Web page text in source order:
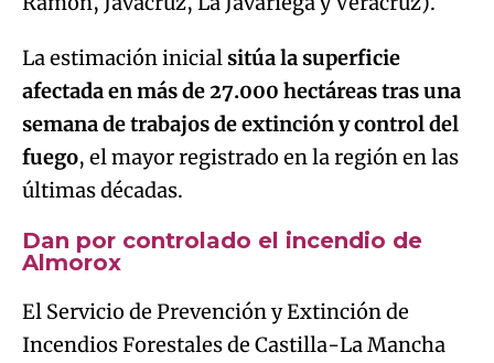
La estimación inicialsitúa la superficie
afectada en más de 27.000 hectáreas tras una
semana de trabajos de extinción y control del
fuego, el mayor registrado en la región en las
últimas décadas.
Dan por controlado el incendio de
Almorox
El Servicio de Prevención y Extinción de
Incendios Forestales de Castilla-La Mancha